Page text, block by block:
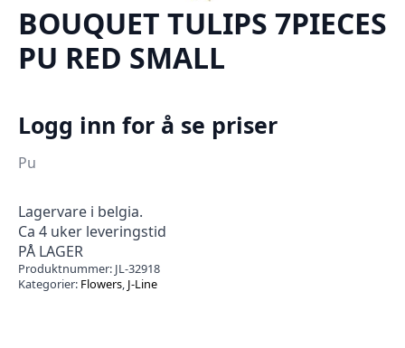
BOUQUET TULIPS 7PIECES
PU RED SMALL
Logg inn for å se priser
Pu
Lagervare i belgia.
Ca 4 uker leveringstid
PÅ LAGER
Produktnummer: JL-32918
Kategorier: Flowers, J-Line